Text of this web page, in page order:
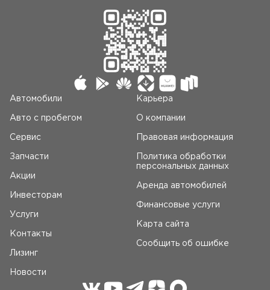
Автомобили
Авто c пробегом
Сервис
Запчасти
Акции
Инвесторам
Услуги
Контакты
Лизинг
Новости
Карьера
О компании
Правовая информация
Политика обработки
персональных данных
Аренда автомобилей
Финансовые услуги
Карта сайта
Сообщить об ошибке